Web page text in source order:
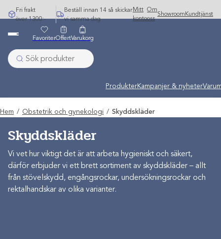
Hoppa
till
Fri frakt
över 1300:-
Beställ innan 14 så skickar
vi samma dag
Mitt
konto
Om
oss
Showroom Kundtjänst
ProdukterKampanjer & nyheter
FavoriterOffertVarukorg
Hem / Obstetrik och gynekologi / Skyddskläder
Skyddskläder
Vi vet hur viktigt det är att arbeta hygieniskt och säkert,
därför erbjuder vi ett brett sortiment av skyddskläder – allt
från stövelskydd, engångsrockar, undersökningsrockar och
rektalhandskar av olika varianter.